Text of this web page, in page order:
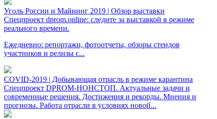
Уголь России и Майнинг 2019 | Обзор выставки
Спецпроект dprom.online: следите за выставкой в режиме
реального времени.
Ежедневно: репортажи, фотоотчеты, обзоры стендов
участников и релизы с...
COVID-2019 | Добывающая отрасль в режиме карантина
Спецпроект DPROM-НОНСТОП. Актуальные задачи и
современные решения. Достижения и рекорды. Мнения и
прогнозы. Работа отрасли в условиях новой...